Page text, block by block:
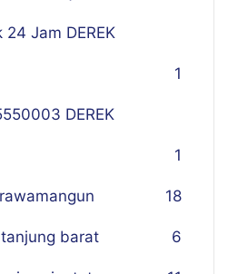
Jam DEREK
1
DEREK
1
18
barat 6